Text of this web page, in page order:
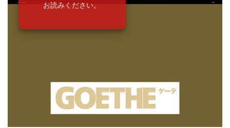
お読みください。